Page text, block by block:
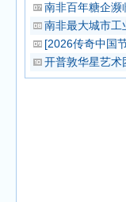
南非百年糖企濒
南非最大城市工
[2026传奇中国
开普敦华星艺术